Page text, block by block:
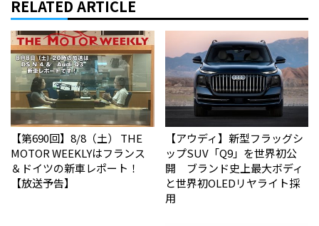
RELATED ARTICLE
【第690回】8/8（土） THE
MOTOR WEEKLYはフランス
＆ドイツの新車レポート！
【放送予告】
【アウディ】新型フラッグシ
ップSUV「Q9」を世界初公
開 ブランド史上最大ボディ
と世界初OLEDリヤライト採
用